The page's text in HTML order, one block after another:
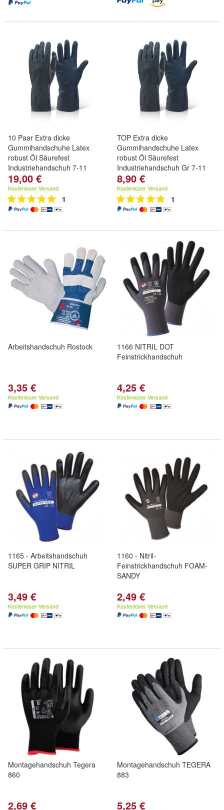
10 Paar Extra dicke
Gummihandschuhe Latex
robust Öl Säurefest
Industriehandschuh 7-11
19,00 €
Kostenloser Versand
1
TOP Extra dicke
Gummihandschuhe Latex
robust Öl Säurefest
Industriehandschuh Gr 7-11
8,90 €
Kostenloser Versand
1
Arbeitshandschuh Rostock
3,35 €
Kostenloser Versand
1166 NITRIL DOT
Feinstrickhandschuh
4,25 €
Kostenloser Versand
1165 - Arbeitshandschuh
SUPER GRIP NITRIL
3,49 €
Kostenloser Versand
1160 - Nitril-
Feinstrickhandschuh FOAM-
SANDY
2,49 €
Kostenloser Versand
Montagehandschuh Tegera
860
2,69 €
Montagehandschuh TEGERA
883
5,25 €